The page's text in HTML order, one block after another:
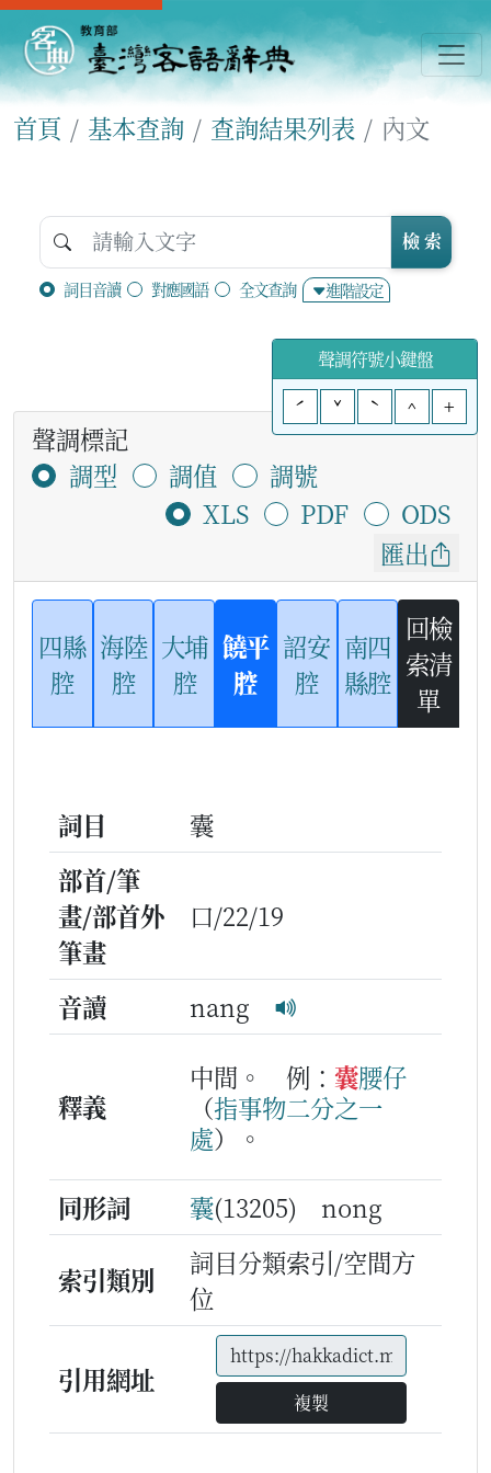
首頁 基本查詢 查詢結果列表 內文
詞目音讀 對應國語 全文查詢 進階設定
檢 索
聲調符號小鍵盤
ˊ
ˇ ˋ ^ +
聲調標記
調型
調值
調號
XLS
PDF
ODS
匯出
四縣
腔
海陸
腔
大埔
腔
饒平
腔
詔安
腔
南四
縣腔
回檢
索清
單
詞目
囊
部首/筆
畫/部首外
筆畫
口/22/19
音讀 nang
釋義
中間。 例： 囊腰仔
（指事物二分之一
處）。
同形詞
囊(13205) nong
索引類別
詞目分類索引/空間方
位
引用網址
複製